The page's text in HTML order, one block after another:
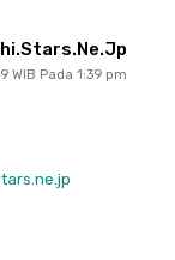
WIB Pada 1:39 pm